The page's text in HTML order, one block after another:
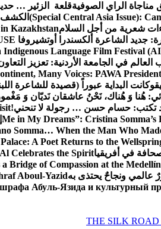
مناجاة الراي الصوفيةقلعة الزئير …
(Special Central Asia Issue): الكشف
شعرية من أجل السلامKazakhstan
جديد الشاعرة ألكسندرا أوتشيروفا
Language Film Festival
في الجامعة الأردنية: تعزيز
Many Voices: PAWA
وكانت البداية عبوراً (قصيدة للشاعرة
هُنا وَ هُناك، نَحْنُ عاشقان نَديّان وَ
تكتب: حسام حسن … رجولة لا تنحني!
Me in My Dreams”: Cristina Somma’s
Somma… When the Man Who
A Poet Returns to the
في أفريقياCelebrates the Spirit
a Bridge of Compassion at the
Aboul-Yazid
Абуль-Язида и культурный